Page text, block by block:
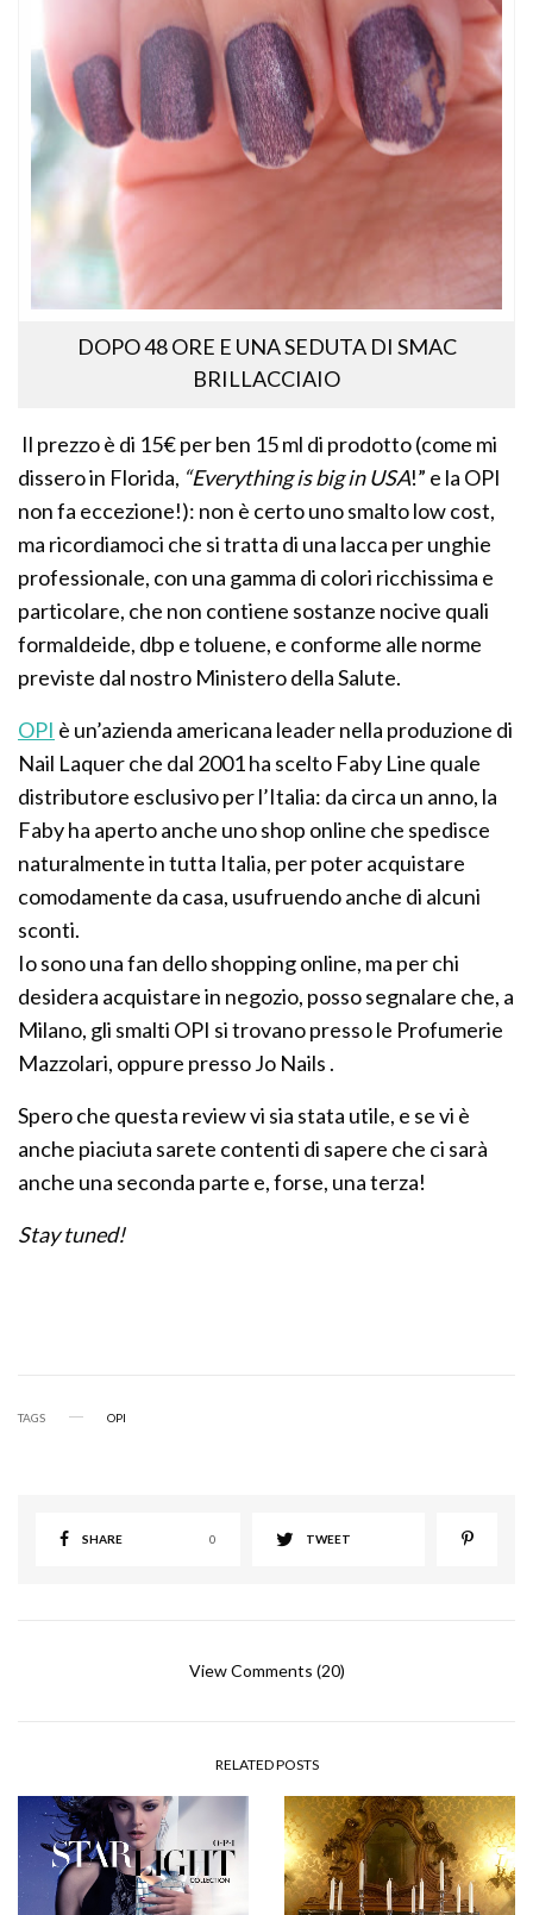
DOPO 48 ORE E UNA SEDUTA DI SMAC
BRILLACCIAIO
Il prezzo è di 15€ per ben 15 ml di prodotto (come mi
dissero in Florida, “Everything is big in USA!” e la OPI
non fa eccezione!): non è certo uno smalto low cost,
ma ricordiamoci che si tratta di una lacca per unghie
professionale, con una gamma di colori ricchissima e
particolare, che non contiene sostanze nocive quali
formaldeide, dbp e toluene, e conforme alle norme
previste dal nostro Ministero della Salute.
OPI è un’azienda americana leader nella produzione di
Nail Laquer che dal 2001 ha scelto Faby Line quale
distributore esclusivo per l’Italia: da circa un anno, la
Faby ha aperto anche uno shop online che spedisce
naturalmente in tutta Italia, per poter acquistare
comodamente da casa, usufruendo anche di alcuni
sconti.
Io sono una fan dello shopping online, ma per chi
desidera acquistare in negozio, posso segnalare che, a
Milano, gli smalti OPI si trovano presso le Profumerie
Mazzolari, oppure presso Jo Nails .
Spero che questa review vi sia stata utile, e se vi è
anche piaciuta sarete contenti di sapere che ci sarà
anche una seconda parte e, forse, una terza!
Stay tuned!
TAGS OPI
SHARE 0 TWEET
View Comments (20)
RELATED POSTS